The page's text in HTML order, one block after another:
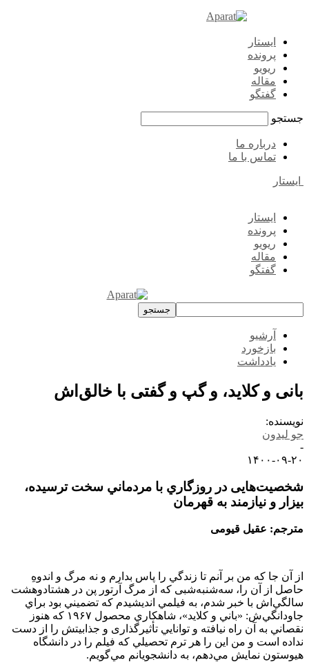
ایستار
پرونده
ریویو
مقاله
گفتگو
جستجو
درباره ما
تماس با ما
ایستار
ایستار
پرونده
ریویو
مقاله
گفتگو
آرشیو
بازخورد
یادداشت
بانی و کلاید، و گپ و گفتی با خالق‌اش
نویسنده:
جو لیدون
-
۱۴۰۰-۰۹-۲۰
شخصیت­‌هایی در روزگاري با مردماني سخت ترسيده،
بيزار و نيازمند به قهرمان
مترجم: عقیل قیومی
از آن جا كه من بر آنم تا زندگي را پاس بدارم و نه مرگ و اندوهِ
حاصل از آن را، سه‌شنبه‌شبی كه از مرگ آرتور پن در هشتاد‌وهشت
سالگي‌اش با خبر شدم، به فيلمي انديشيدم كه تضميني بود براي
جاودانگي‌ش: «باني و كلايد»، شاهكاري محصول ۱۹۶۷ كه هنوز
نقصاني به آن راه نيافته و توانايي تأثير­گذاری و جذابيتش را از دست
نداده است و من اين را هر ترم تحصيلي كه فيلم را در دانشگاه
هيوستون نمايش مي‌دهم، به دانشجويانم مي‌گويم.